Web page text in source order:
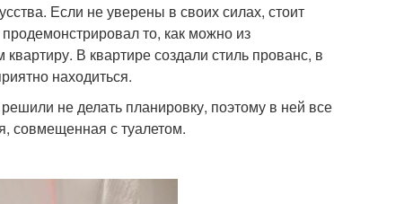
Если не уверены в своих силах, стоит
то, как можно из
В квартире создали стиль прованс, в
находиться.
не делать планировку, поэтому в ней все
совмещенная с туалетом.